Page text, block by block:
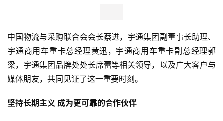
中国物流与采购联合会会长蔡进，宇通集团副董事长助理、
宇通商用车重卡总经理黄迅，宇通商用车重卡副总经理郭
梁，宇通集团品牌处处长席蕾等相关领导，以及广大客户与
媒体朋友，共同见证了这一重要时刻。
坚持长期主义 成为更可靠的合作伙伴